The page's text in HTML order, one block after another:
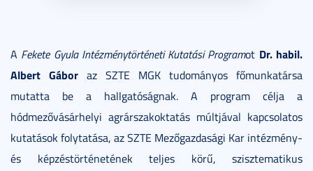
A Fekete Gyula Intézménytörténeti Kutatási Programot Dr. habil.
Albert Gábor az SZTE MGK tudományos főmunkatársa
mutatta be a hallgatóságnak. A program célja a
hódmezővásárhelyi agrárszakoktatás múltjával kapcsolatos
kutatások folytatása, az SZTE Mezőgazdasági Kar intézmény-
és képzéstörténetének teljes körű, szisztematikus